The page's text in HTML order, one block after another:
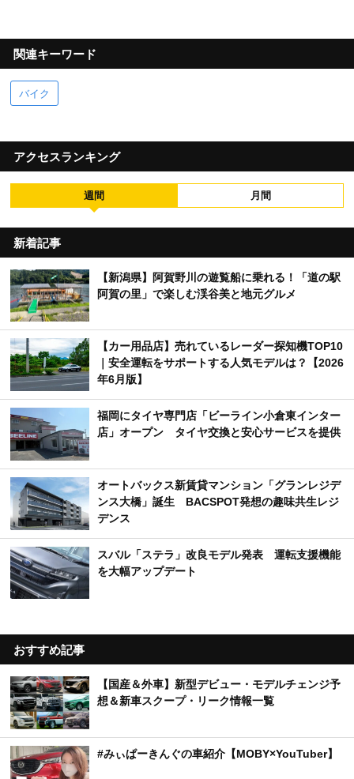
関連キーワード
バイク
アクセスランキング
週間 月間
新着記事
【新潟県】阿賀野川の遊覧船に乗れる！「道の駅
阿賀の里」で楽しむ渓谷美と地元グルメ
【カー用品店】売れているレーダー探知機TOP10
｜安全運転をサポートする人気モデルは？【2026
年6月版】
福岡にタイヤ専門店「ビーライン小倉東インター
店」オープン タイヤ交換と安心サービスを提供
オートバックス新賃貸マンション「グランレジデ
ンス大橋」誕生 BACSPOT発想の趣味共生レジ
デンス
スバル「ステラ」改良モデル発表 運転支援機能
を大幅アップデート
おすすめ記事
【国産＆外車】新型デビュー・モデルチェンジ予
想＆新車スクープ・リーク情報一覧
#みぃぱーきんぐの車紹介【MOBY×YouTuber】